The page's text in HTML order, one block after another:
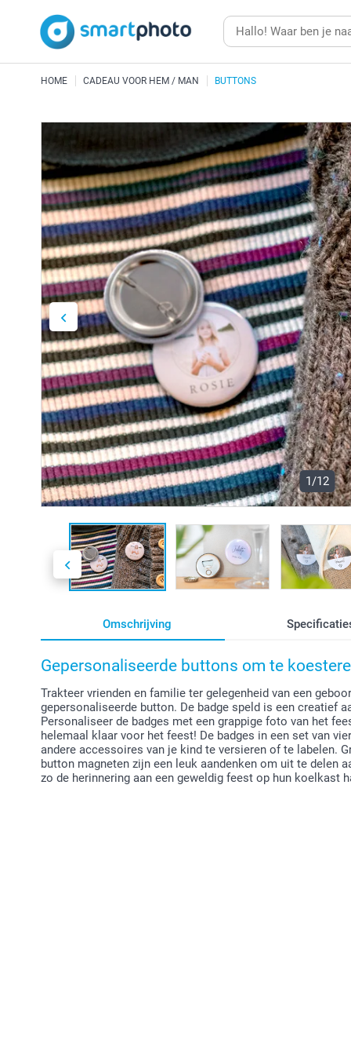
HOME CADEAU VOOR HEM / MAN BUTTONS
1/12
Omschrijving
Gepersonaliseerde buttons om te
Trakteer vrienden en familie ter gelegenheid van een
gepersonaliseerde button. De badge speld is een creatief
Personaliseer de badges met een grappige foto van het
helemaal klaar voor het feest! De badges in een set van
andere accessoires van je kind te versieren of te labelen.
button magneten zijn een leuk aandenken om uit te delen
zo de herinnering aan een geweldig feest op hun koelkast